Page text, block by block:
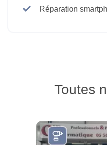
Réparation
Toutes